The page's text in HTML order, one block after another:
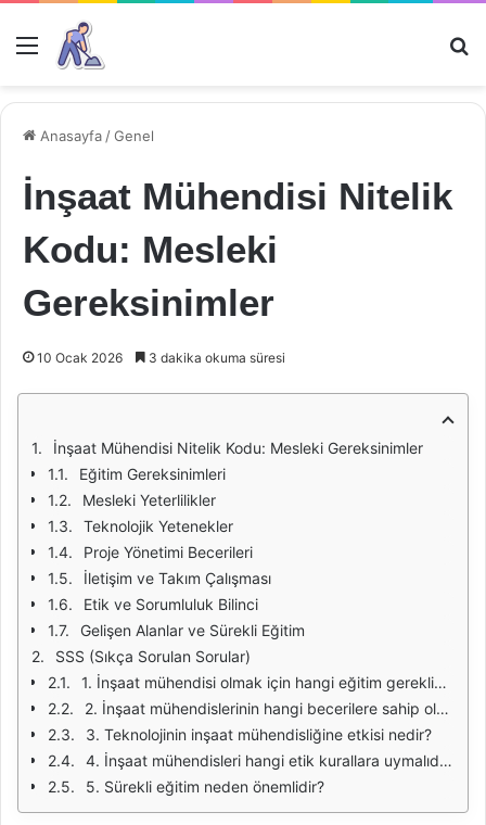
Menü
Anasayfa /Genel
İnşaat Mühendisi Nitelik
Kodu: Mesleki
Gereksinimler
10 Ocak 2026 3 dakika okuma süresi
İnşaat Mühendisi Nitelik Kodu: Mesleki Gereksinimler
Eğitim Gereksinimleri
Mesleki Yeterlilikler
Teknolojik Yetenekler
Proje Yönetimi Becerileri
İletişim ve Takım Çalışması
Etik ve Sorumluluk Bilinci
Gelişen Alanlar ve Sürekli Eğitim
SSS (Sıkça Sorulan Sorular)
1. İnşaat mühendisi olmak için hangi eğitim gereklidir?
2. İnşaat mühendislerinin hangi becerilere sahip olması gerekiyor?
3. Teknolojinin inşaat mühendisliğine etkisi nedir?
4. İnşaat mühendisleri hangi etik kurallara uymalıdır?
5. Sürekli eğitim neden önemlidir?